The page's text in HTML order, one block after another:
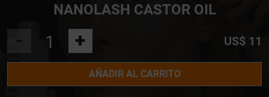
NANOLASH CASTOR OIL
+ US$ 11
AÑADIR AL CARRITO